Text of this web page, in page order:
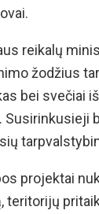
reikalų
žodžius
bei svečiai
Susirinkusieji
projektai
teritorijų